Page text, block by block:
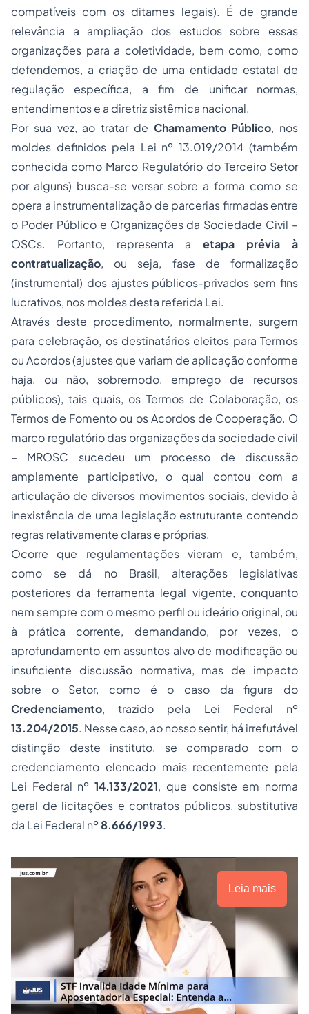
compatíveis com os ditames legais). É de grande
relevância a ampliação dos estudos sobre essas
organizações para a coletividade, bem como, como
defendemos, a criação de uma entidade estatal de
regulação específica, a fim de unificar normas,
entendimentos e a diretriz sistêmica nacional.
Por sua vez, ao tratar de Chamamento Público, nos
moldes definidos pela Lei nº 13.019/2014 (também
conhecida como Marco Regulatório do Terceiro Setor
por alguns) busca-se versar sobre a forma como se
opera a instrumentalização de parcerias firmadas entre
o Poder Público e Organizações da Sociedade Civil –
OSCs. Portanto, representa aetapa prévia à
contratualização, ou seja, fase de formalização
(instrumental) dos ajustes públicos-privados sem fins
lucrativos, nos moldes desta referida Lei.
Através deste procedimento, normalmente, surgem
para celebração, os destinatários eleitos para Termos
ou Acordos(ajustes que variam de aplicação conforme
haja, ou não, sobremodo, emprego de recursos
públicos), tais quais, os Termos de Colaboração, os
Termos de Fomento ou os Acordos de Cooperação. O
marco regulatório das organizações da sociedade civil
– MROSC sucedeu um processo de discussão
amplamente participativo, o qual contou com a
articulação de diversos movimentos sociais, devido à
inexistência de uma legislação estruturante contendo
regras relativamente claras e próprias.
Ocorre que regulamentações vieram e, também,
como se dá no Brasil, alterações legislativas
posteriores da ferramenta legal vigente, conquanto
nem sempre com o mesmo perfil ou ideário original, ou
à prática corrente, demandando, por vezes, o
aprofundamento em assuntos alvo de modificação ou
insuficiente discussão normativa, mas de impacto
sobre o Setor, como é o caso da figura do
Credenciamento, trazido pela Lei Federal nº
13.204/2015. Nesse caso, ao nosso sentir, há irrefutável
distinção deste instituto, se comparado com o
credenciamento elencado mais recentemente pela
Lei Federal nº14.133/2021, que consiste em norma
geral de licitações e contratos públicos, substitutiva
da Lei Federal nº8.666/1993.
Leia mais